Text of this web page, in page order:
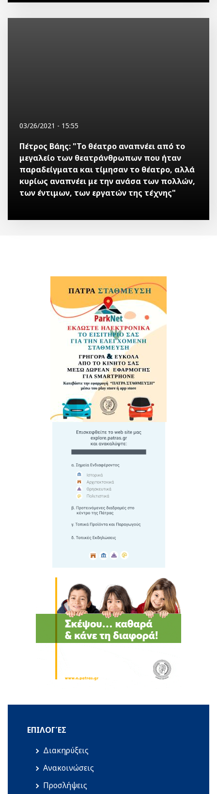
03/26/2021 - 15:55
Πέτρος Βάης: "Το θέατρο αναπνέει από το
μεγαλείο των θεατράνθρωπων που ήταν
παραδείγματα και τίμησαν το θέατρο, αλλά
κυρίως αναπνέει με την ανάσα των πολλών,
των έντιμων, των εργατών της τέχνης"
ΕΠΙΛΟΓΈΣ
Διακηρύξεις
Ανακοινώσεις
Προσλήψεις